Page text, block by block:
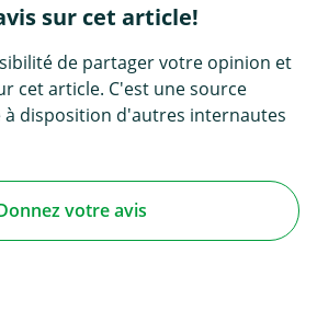
sur cet article!
de partager votre opinion et
cet article. C'est une source
disposition d'autres internautes
votre avis